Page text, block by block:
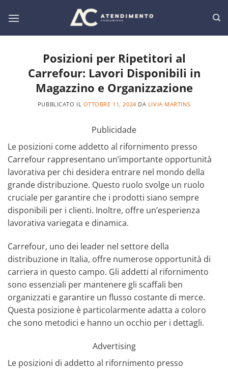
Posizioni per Ripetitori al
Carrefour: Lavori Disponibili in
Magazzino e Organizzazione
PUBBLICATO IL OTTOBRE 11, 2024 DA LIVIA MARTINS
Publicidade
Le posizioni come addetto al rifornimento presso
Carrefour rappresentano un’importante opportunità
lavorativa per chi desidera entrare nel mondo della
grande distribuzione. Questo ruolo svolge un ruolo
cruciale per garantire che i prodotti siano sempre
disponibili per i clienti. Inoltre, offre un’esperienza
lavorativa variegata e dinamica.
Carrefour, uno dei leader nel settore della
distribuzione in Italia, offre numerose opportunità di
carriera in questo campo. Gli addetti al rifornimento
sono essenziali per mantenere gli scaffali ben
organizzati e garantire un flusso costante di merce.
Questa posizione è particolarmente adatta a coloro
che sono metodici e hanno un occhio per i dettagli.
Advertising
Le posizioni di addetto al rifornimento presso